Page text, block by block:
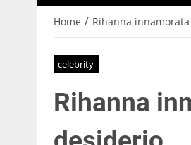
Home / Rihanna
celebrity
Rihanna